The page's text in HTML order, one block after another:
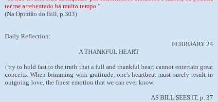
ter me arrebentado há muito tempo.”
(Na Opinião do Bill, p.303)
Daily Reflection:
FEBRUARY 24
A THANKFUL HEART
/ try to hold fast to the truth that a full and thankful heart cannot entertain great
conceits. When brimming with gratitude, one's heartbeat must surely result in
outgoing love, the finest emotion that we can ever know.
AS BILL SEES IT, p. 37